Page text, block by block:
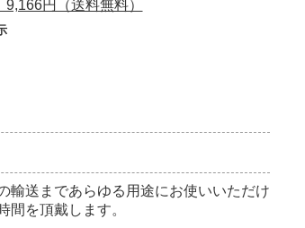
円（送料無料）
輸送まであらゆる用途にお使いいただけ
を頂戴します。